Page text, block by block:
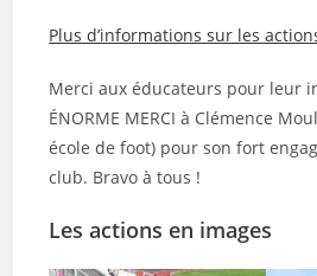
Plus d’informations sur les
Merci aux éducateurs pour leur
ÉNORME MERCI à Clémence
école de foot) pour son fort
club. Bravo à tous !
Les actions en images